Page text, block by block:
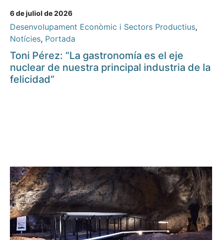
6 de juliol de 2026
Desenvolupament Econòmic i Sectors Productius,
Notícies, Portada
Toni Pérez: “La gastronomía es el eje
nuclear de nuestra principal industria de la
felicidad”